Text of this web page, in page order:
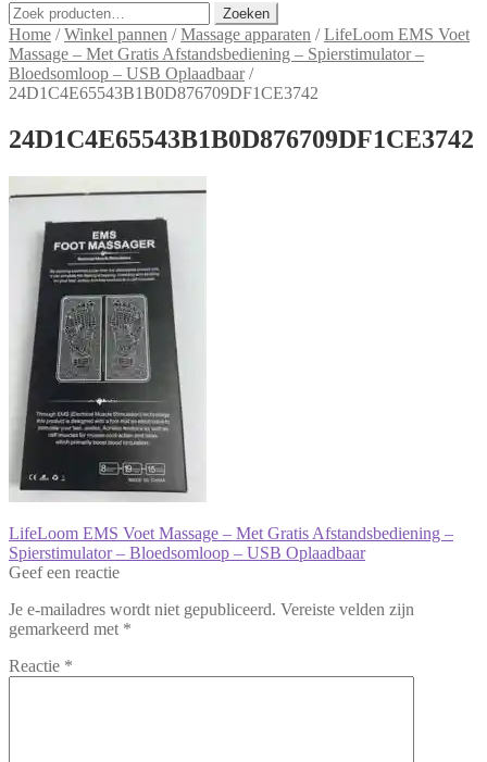
Zoeken
naar:
Zoeken
Home /Winkel pannen /Massage apparaten /LifeLoom EMS Voet
Massage – Met Gratis Afstandsbediening – Spierstimulator –
Bloedsomloop – USB Oplaadbaar/
24D1C4E65543B1B0D876709DF1CE3742
24D1C4E65543B1B0D876709DF1CE3742
Bericht
navigatie
Vorig
bericht:
LifeLoom EMS Voet Massage – Met Gratis Afstandsbediening –
Spierstimulator – Bloedsomloop – USB Oplaadbaar
Geef een reactie
Je e-mailadres wordt niet gepubliceerd. Vereiste velden zijn
gemarkeerd met *
Reactie *